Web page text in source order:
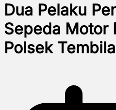
Dua Pelaku
Sepeda Motor
Polsek